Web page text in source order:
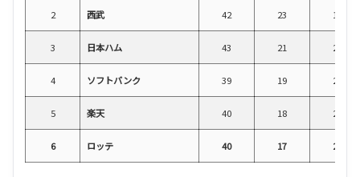
2 西武 42 23 18
3 日本ハム 43 21 22
4 ソフトバンク 39 19 20
5 楽天 40 18 21
6 ロッテ 40 17 23